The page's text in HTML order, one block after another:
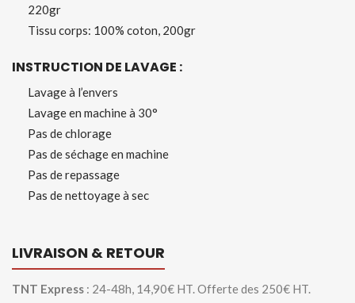
220gr
Tissu corps: 100% coton, 200gr
INSTRUCTION DE LAVAGE :
Lavage à l’envers
Lavage en machine à 30°
Pas de chlorage
Pas de séchage en machine
Pas de repassage
Pas de nettoyage à sec
LIVRAISON & RETOUR
TNT Express : 24-48h, 14,90€ HT. Offerte des 250€ HT.